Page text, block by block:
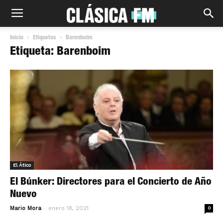
Inicio Etiquetas Barenboim
Etiqueta: Barenboim
El Ático
El Búnker: Directores para el Concierto de Año
Nuevo
Mario Mora - enero 18, 2021 0